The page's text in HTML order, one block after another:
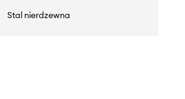
Stal nierdzewna